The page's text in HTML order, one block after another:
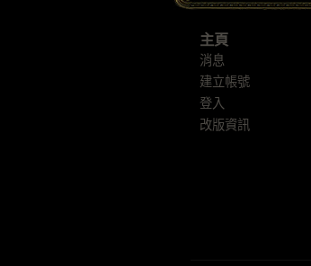
主頁
消息
建立帳號
登入
改版資訊